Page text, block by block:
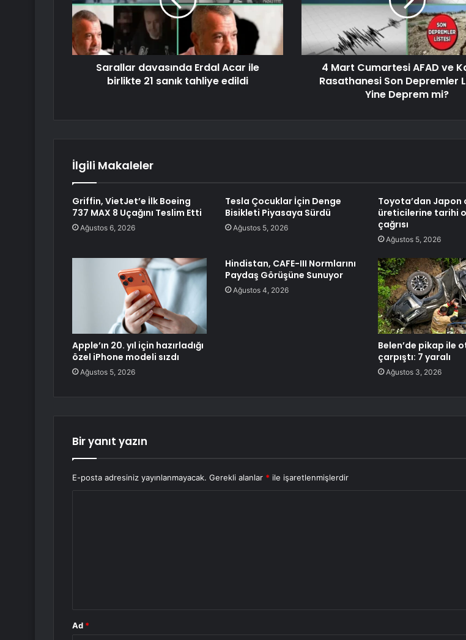
Sarallar davasında Erdal Acar ile
birlikte 21 sanık tahliye edildi
4 Mart Cumartesi AFAD ve
Rasathanesi Son Depremler
Yine Deprem mi?
İlgili Makaleler
Griffin, VietJet’e İlk Boeing
737 MAX 8 Uçağını Teslim Etti
Ağustos 6, 2026
Tesla Çocuklar İçin Denge
Bisikleti Piyasaya Sürdü
Ağustos 5, 2026
Toyota’dan
üreticilerine tarihi
çağrısı
Ağustos 5, 2026
Apple’ın 20. yıl için hazırladığı
özel iPhone modeli sızdı
Ağustos 5, 2026
Hindistan, CAFE-III Normlarını
Paydaş Görüşüne Sunuyor
Ağustos 4, 2026
Belen’de pikap ile
çarpıştı: 7 yaralı
Ağustos 3, 2026
Bir yanıt yazın
E-posta adresiniz yayınlanmayacak. Gerekli alanlar * ile işaretlenmişlerdir
Ad *